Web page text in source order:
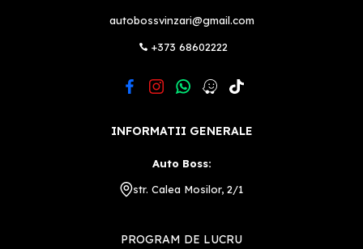
autobossvinzari@gmail.com
+373 68602222
INFORMATII GENERALE
Auto Boss:
str. Calea Mosilor, 2/1
PROGRAM DE LUCRU